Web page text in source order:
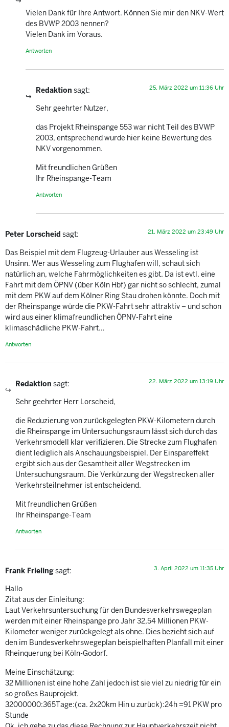
Vielen Dank für Ihre Antwort. Können Sie mir den NKV-Wert
des BVWP 2003 nennen?
Vielen Dank im Voraus.
Antworten
Redaktion sagt: 25. März 2022 um 11:36 Uhr
Sehr geehrter Nutzer,
das Projekt Rheinspange 553 war nicht Teil des BVWP
2003, entsprechend wurde hier keine Bewertung des
NKV vorgenommen.
Mit freundlichen Grüßen
Ihr Rheinspange-Team
Antworten
Peter Lorscheid sagt: 21. März 2022 um 23:49 Uhr
Das Beispiel mit dem Flugzeug-Urlauber aus Wesseling ist
Unsinn. Wer aus Wesseling zum Flughafen will, schaut sich
natürlich an, welche Fahrmöglichkeiten es gibt. Da ist evtl. eine
Fahrt mit dem ÖPNV (über Köln Hbf) gar nicht so schlecht, zumal
mit dem PKW auf dem Kölner Ring Stau drohen könnte. Doch mit
der Rheinspange würde die PKW-Fahrt sehr attraktiv – und schon
wird aus einer klimafreundlichen ÖPNV-Fahrt eine
klimaschädliche PKW-Fahrt…
Antworten
Redaktion sagt: 22. März 2022 um 13:19 Uhr
Sehr geehrter Herr Lorscheid,
die Reduzierung von zurückgelegten PKW-Kilometern durch
die Rheinspange im Untersuchungsraum lässt sich durch das
Verkehrsmodell klar verifizieren. Die Strecke zum Flughafen
dient lediglich als Anschauungsbeispiel. Der Einspareffekt
ergibt sich aus der Gesamtheit aller Wegstrecken im
Untersuchungsraum. Die Verkürzung der Wegstrecken aller
Verkehrsteilnehmer ist entscheidend.
Mit freundlichen Grüßen
Ihr Rheinspange-Team
Antworten
Frank Frielingsagt: 3. April 2022 um 11:35 Uhr
Hallo
Zitat aus der Einleitung:
Laut Verkehrsuntersuchung für den Bundesverkehrswegeplan
werden mit einer Rheinspange pro Jahr 32,54 Millionen PKW-
Kilometer weniger zurückgelegt als ohne. Dies bezieht sich auf
den im Bundesverkehrswegeplan beispielhaften Planfall mit einer
Rheinquerung bei Köln-Godorf.
Meine Einschätzung:
32 Millionen ist eine hohe Zahl jedoch ist sie viel zu niedrig für ein
so großes Bauprojekt.
32000000:365Tage:(ca. 2x20km Hin u zurück):24h =91 PKW pro
Stunde